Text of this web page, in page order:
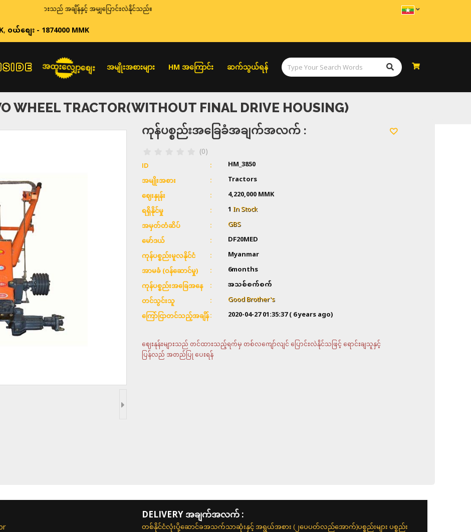
ဈေးနှုန်းများသည် အချိန်နှင့် အမျှပြောင်းလဲနိုင်သည်။
,ဝယ်စျေး - 1874000 MMK
အထူးလျှော့စျေး အမျိုးအစားများ HM အကြောင်း ဆက်သွယ်ရန်
WHEEL TRACTOR(WITHOUT FINAL DRIVE HOUSING)
ကုန်ပစ္စည်းအခြေခံအချက်အလက် :
(0)
ID HM_3850
အမျိုးအစား Tractors
ဈေးနှုန်း 4,220,000 MMK
ရရှိနိုင်မှု 1In Stock
အမှတ်တံဆိပ် GBS
မော်ဒယ် DF20MED
ကုန်ပစ္စည်းမူလနိုင်ငံ Myanmar
အာမခံ (ဝန်ဆောင်မှု) 6months
ကုန်ပစ္စည်းအခြေအနေ အသစ်စက်စက်
တင်သွင်းသူ Good Brother's
ကြော်ငြာတင်သည့်အချိန် 2020-04-27 01:35:37( 6 years ago)
ဈေးနုန်းများသည် တင်ထားသည့်ရက်မှ တစ်လကျော်လျင် ပြောင်းလဲနိုင်သဖြင့် ရောင်းချသူနှင့်
ပြန်လည် အတည်ပြု ပေးရန်
DELIVERY အချက်အလက် :
တစ်နိုင်ငံလုံးပို့ဆောင်ခအသက်သာဆုံးနှင့် အရွယ်အစား (၂ပေပတ်လည်အောက်)ပစ္စည်းများ ပစ္စည်း